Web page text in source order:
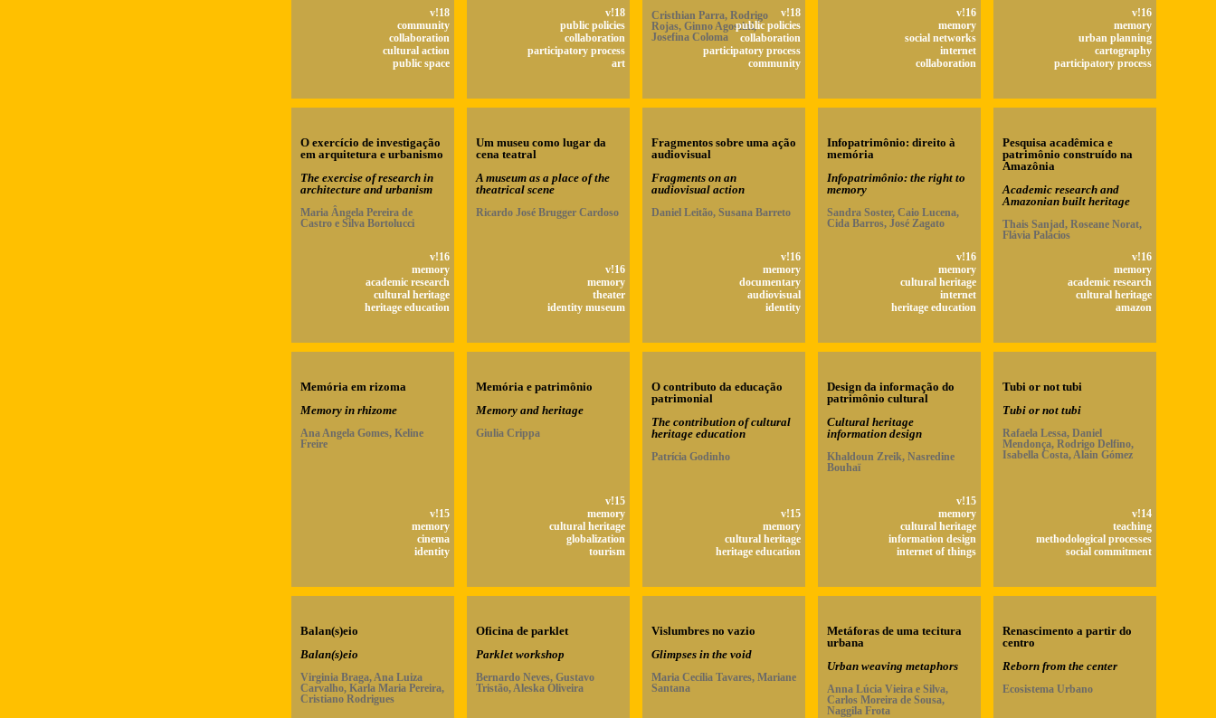
v!18
community
collaboration
cultural action
public space
v!18
public policies
collaboration
participatory process
art
Cristhian Parra, Rodrigo
Rojas, Ginno Agostini,
Josefina Coloma
v!18
public policies
collaboration
participatory process
community
v!16
memory
social networks
internet
collaboration
v!16
memory
urban planning
cartography
participatory process
O exercício de investigação
em arquitetura e urbanismo
The exercise of research in
architecture and urbanism
Maria Ângela Pereira de
Castro e Silva Bortolucci
v!16
memory
academic research
cultural heritage
heritage education
Um museu como lugar da
cena teatral
A museum as a place of the
theatrical scene
Ricardo José Brugger Cardoso
v!16
memory
theater
identity museum
Fragmentos sobre uma ação
audiovisual
Fragments on an
audiovisual action
Daniel Leitão, Susana Barreto
v!16
memory
documentary
audiovisual
identity
Infopatrimônio: direito à
memória
Infopatrimônio: the right to
memory
Sandra Soster, Caio Lucena,
Cida Barros, José Zagato
v!16
memory
cultural heritage
internet
heritage education
Pesquisa acadêmica e
patrimônio construído na
Amazônia
Academic research and
Amazonian built heritage
Thais Sanjad, Roseane Norat,
Flávia Palácios
v!16
memory
academic research
cultural heritage
amazon
Memória em rizoma
Memory in rhizome
Ana Angela Gomes, Keline
Freire
v!15
memory
cinema
identity
Memória e patrimônio
Memory and heritage
Giulia Crippa
v!15
memory
cultural heritage
globalization
tourism
O contributo da educação
patrimonial
The contribution of cultural
heritage education
Patrícia Godinho
v!15
memory
cultural heritage
heritage education
Design da informação do
patrimônio cultural
Cultural heritage
information design
Khaldoun Zreik, Nasredine
Bouhaï
v!15
memory
cultural heritage
information design
internet of things
Tubi or not tubi
Tubi or not tubi
Rafaela Lessa, Daniel
Mendonça, Rodrigo Delfino,
Isabella Costa, Alain Gómez
v!14
teaching
methodological processes
social commitment
Balan(s)eio
Balan(s)eio
Virginia Braga, Ana Luiza
Carvalho, Karla Maria Pereira,
Cristiano Rodrigues
Oficina de parklet
Parklet workshop
Bernardo Neves, Gustavo
Tristão, Aleska Oliveira
Vislumbres no vazio
Glimpses in the void
Maria Cecília Tavares, Mariane
Santana
Metáforas de uma tecitura
urbana
Urban weaving metaphors
Anna Lúcia Vieira e Silva,
Carlos Moreira de Sousa,
Naggila Frota
Renascimento a partir do
centro
Reborn from the center
Ecosistema Urbano